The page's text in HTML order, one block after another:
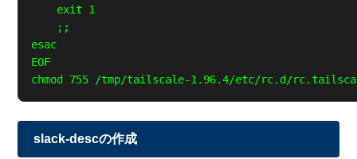
    exit 1
    ;;
esac
EOF
slack-descの作成